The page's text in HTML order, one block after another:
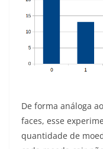
De forma análoga
faces, esse
quantidade de